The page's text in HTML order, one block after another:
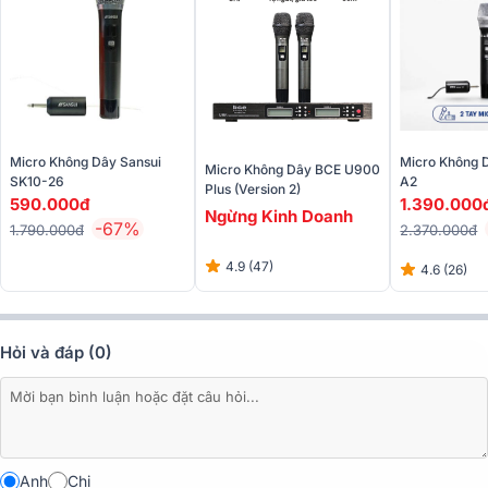
Đánh giá chất lượng của Micro không dây Sumico
Micro không dây bắt sóng ổn định
Micro Không Dây Sansui
SK10-26
590.000đ
1.790.000đ -67%
Micro Không Dây BCE U900
Plus (Version 2)
Ngừng Kinh Doanh
4.9 (47)
Micro Không
A2
2.370.000đ
4.6 (26)
Hỏi và đáp (0)
Anh Chị